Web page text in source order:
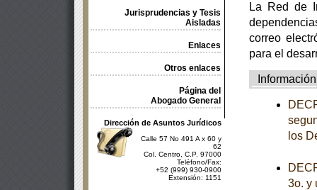
Jurisprudencias y Tesis
Aisladas
Enlaces
Otros enlaces
Página del
Abogado General
Dirección de Asuntos Jurídicos
Calle 57 No 491 A x 60 y
62
Col. Centro, C.P. 97000
Teléfono/Fax:
+52 (999) 930-0900
Extensión: 1151
La Red de
correo
para el
Información
los
3o. y